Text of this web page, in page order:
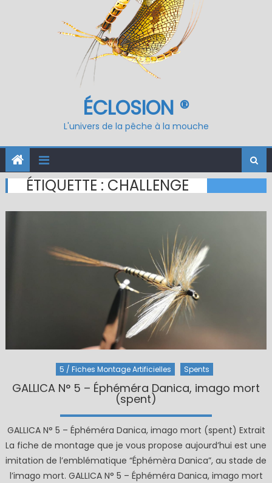
ÉCLOSION ®
L'univers de la pêche à la mouche
ÉTIQUETTE : CHALLENGE
5 / Fiches Montage Artificielles Spents
GALLICA N° 5 – Éphéméra Danica, imago mort
(spent)
GALLICA N° 5 – Éphéméra Danica, imago mort (spent) Extrait
La fiche de montage que je vous propose aujourd’hui est une
imitation de l’emblématique “Éphémèra Danica”, au stade de
l’imago mort. GALLICA N° 5 – Éphéméra Danica, imago mort